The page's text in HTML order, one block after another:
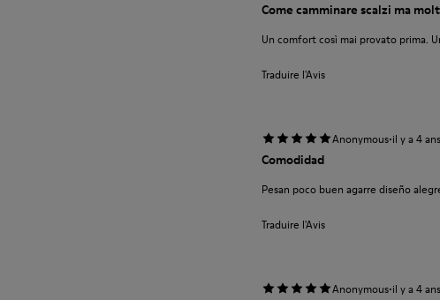
Come camminare scalzi ma
Un comfort così mai provato prima.
Traduire l'Avis
Anonymous·il y a 4 ans
Comodidad
Pesan poco buen agarre diseño
Traduire l'Avis
Anonymous·il y a 4 ans